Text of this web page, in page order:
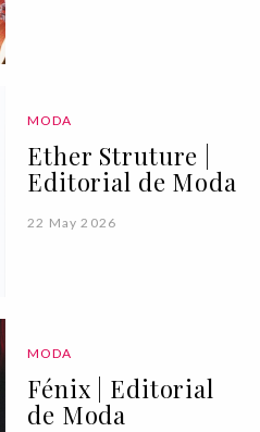
MODA
Ether Struture |
Editorial de Moda
22 May 2026
MODA
Fénix | Editorial
de Moda